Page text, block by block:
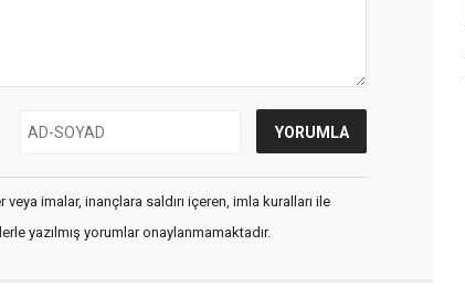
imalar, inançlara saldırı içeren, imla kuralları ile
yazılmış yorumlar onaylanmamaktadır.